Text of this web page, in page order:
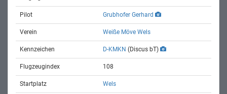
Pilot Grubhofer Gerhard
Verein Weiße Möve Wels
Kennzeichen D-KMKN (Discus bT)
Flugzeugindex 108
Startplatz Wels